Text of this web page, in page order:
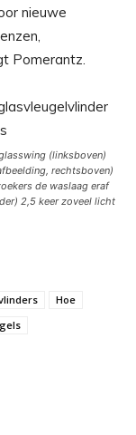
nieuwe
Pomerantz.
(linksboven)
rechtsboven)
de waslaag eraf
2,5 keer zoveel licht
Hoe